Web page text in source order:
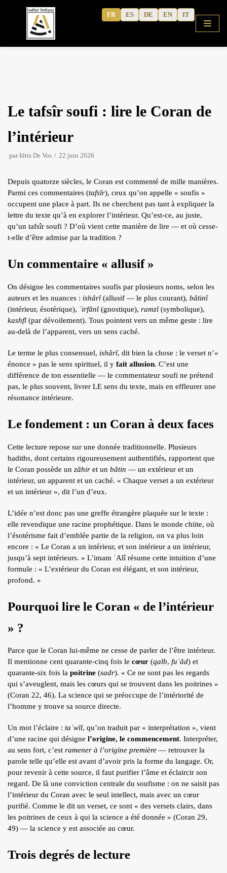
contenu
BOUTIQUE
TAFSÎR
Podcasts
ARABE MODERNE
CAHIERS D’ACTIVITE
ÉCRITS DE L’AUTEUR
CONTACT
QUI S.N.
RECRUTEMENT
Le tafsîr soufi : lire le Coran de
l’intérieur
parIdris De Vos 22 juin 2026
Depuis quatorze siècles, le Coran est commenté de mille manières.
Parmi ces commentaires (tafsîr), ceux qu’on appelle « soufis »
occupent une place à part. Ils ne cherchent pas tant à expliquer la
lettre du texte qu’à en explorer l’intérieur. Qu’est-ce, au juste,
qu’un tafsîr soufi ? D’où vient cette manière de lire — et où cesse-
t-elle d’être admise par la tradition ?
Un commentaire « allusif »
On désigne les commentaires soufis par plusieurs noms, selon les
auteurs et les nuances : ishârî(allusif — le plus courant), bâtinî
(intérieur, ésotérique), ʿirfânî(gnostique), ramzî(symbolique),
kashfî(par dévoilement). Tous pointent vers un même geste : lire
au-delà de l’apparent, vers un sens caché.
Le terme le plus consensuel, ishârî, dit bien la chose : le verset n’«
énonce » pas le sens spirituel, il y fait allusion. C’est une
différence de ton essentielle — le commentateur soufi ne prétend
pas, le plus souvent, livrer LE sens du texte, mais en effleurer une
résonance intérieure.
Le fondement : un Coran à deux faces
Cette lecture repose sur une donnée traditionnelle. Plusieurs
hadiths, dont certains rigoureusement authentifiés, rapportent que
le Coran possède un zâhir et un bâtin — un extérieur et un
intérieur, un apparent et un caché. « Chaque verset a un extérieur
et un intérieur », dit l’un d’eux.
L’idée n’est donc pas une greffe étrangère plaquée sur le texte :
elle revendique une racine prophétique. Dans le monde chiite, où
l’ésotérisme fait d’emblée partie de la religion, on va plus loin
encore : « Le Coran a un intérieur, et son intérieur a un intérieur,
jusqu’à sept intérieurs. » L’imam ʿAlî résume cette intuition d’une
formule : « L’extérieur du Coran est élégant, et son intérieur,
profond. »
Pourquoi lire le Coran « de l’intérieur
» ?
Parce que le Coran lui-même ne cesse de parler de l’être intérieur.
Il mentionne cent quarante-cinq fois le cœur (qalb, fuʾâd) et
quarante-six fois la poitrine (sadr). « Ce ne sont pas les regards
qui s’aveuglent, mais les cœurs qui se trouvent dans les poitrines »
(Coran 22, 46). La science qui se préoccupe de l’intériorité de
l’homme y trouve sa source directe.
Un mot l’éclaire : taʾwîl, qu’on traduit par « interprétation », vient
d’une racine qui désigne l’origine, le commencement. Interpréter,
au sens fort, c’est ramener à l’origine première — retrouver la
parole telle qu’elle est avant d’avoir pris la forme du langage. Or,
pour revenir à cette source, il faut purifier l’âme et éclaircir son
regard. De là une conviction centrale du soufisme : on ne saisit pas
l’intérieur du Coran avec le seul intellect, mais avec un cœur
purifié. Comme le dit un verset, ce sont « des versets clairs, dans
les poitrines de ceux à qui la science a été donnée » (Coran 29,
49) — la science y est associée au cœur.
Trois degrés de lecture
FR ES DE EN IT